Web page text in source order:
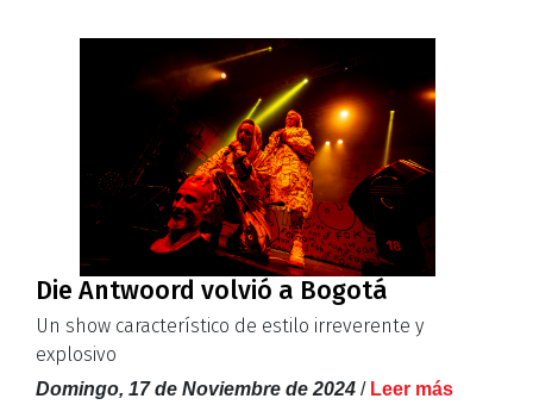
Die Antwoord volvió a Bogotá
Un show característico de estilo irreverente y
explosivo
Domingo, 17 de Noviembre de 2024 / Leer más